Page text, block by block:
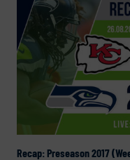
Recap: Preseason 2017